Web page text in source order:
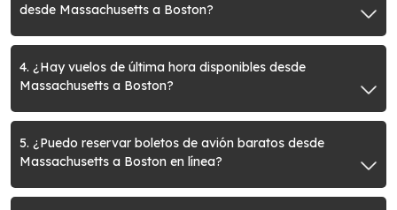
desde Massachusetts a Boston?
4. ¿Hay vuelos de última hora disponibles desde
Massachusetts a Boston?
5. ¿Puedo reservar boletos de avión baratos desde
Massachusetts a Boston en línea?